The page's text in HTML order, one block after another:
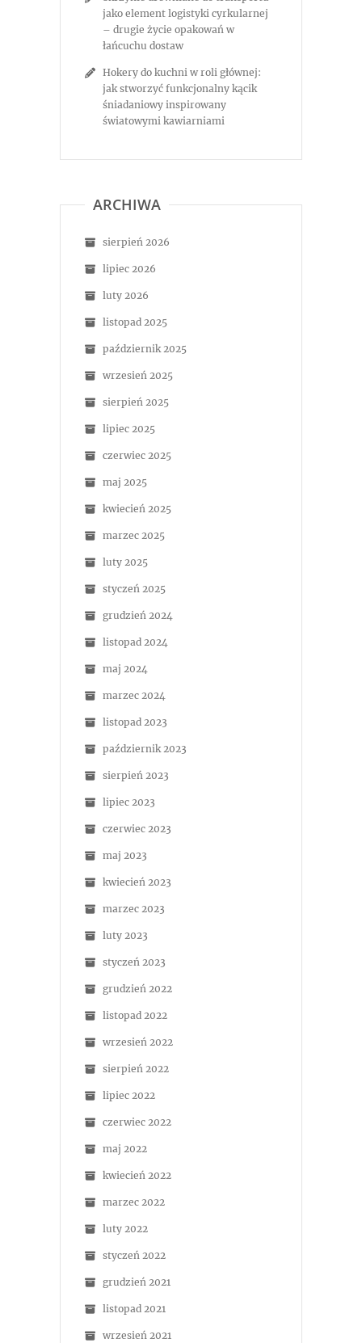
jako element logistyki cyrkularnej
– drugie życie opakowań w
łańcuchu dostaw
Hokery do kuchni w roli głównej:
jak stworzyć funkcjonalny kącik
śniadaniowy inspirowany
światowymi kawiarniami
ARCHIWA
sierpień 2026
lipiec 2026
luty 2026
listopad 2025
październik 2025
wrzesień 2025
sierpień 2025
lipiec 2025
czerwiec 2025
maj 2025
kwiecień 2025
marzec 2025
luty 2025
styczeń 2025
grudzień 2024
listopad 2024
maj 2024
marzec 2024
listopad 2023
październik 2023
sierpień 2023
lipiec 2023
czerwiec 2023
maj 2023
kwiecień 2023
marzec 2023
luty 2023
styczeń 2023
grudzień 2022
listopad 2022
wrzesień 2022
sierpień 2022
lipiec 2022
czerwiec 2022
maj 2022
kwiecień 2022
marzec 2022
luty 2022
styczeń 2022
grudzień 2021
listopad 2021
wrzesień 2021